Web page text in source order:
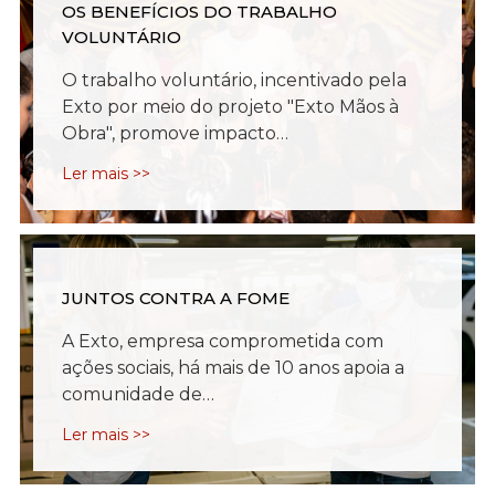
OS BENEFÍCIOS DO TRABALHO
VOLUNTÁRIO
O trabalho voluntário, incentivado pela
Exto por meio do projeto "Exto Mãos à
Obra", promove impacto…
Ler mais >>
JUNTOS CONTRA A FOME
A Exto, empresa comprometida com
ações sociais, há mais de 10 anos apoia a
comunidade de…
Ler mais >>